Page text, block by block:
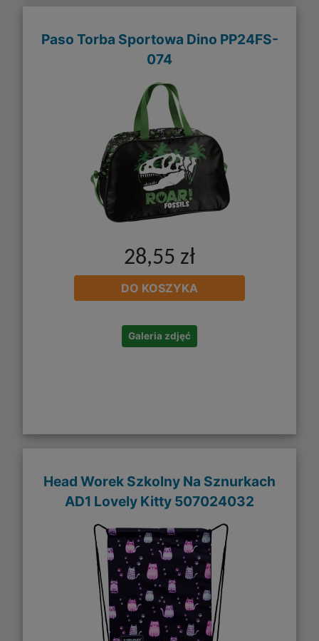
Paso Torba Sportowa Dino PP24FS-
074
28,55 zł
DO KOSZYKA
Galeria zdjęć
Head Worek Szkolny Na Sznurkach
AD1 Lovely Kitty 507024032